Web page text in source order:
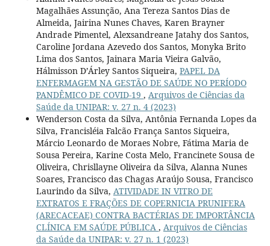
Magalhães Assunção, Ana Tereza Santos Dias de
Almeida, Jairina Nunes Chaves, Karen Brayner
Andrade Pimentel, Alexsandreane Jatahy dos Santos,
Caroline Jordana Azevedo dos Santos, Monyka Brito
Lima dos Santos, Jainara Maria Vieira Galvão,
Hálmisson D’Árley Santos Siqueira, PAPEL DA
ENFERMAGEM NA GESTÃO DE SAÚDE NO PERÍODO
PANDÊMICO DE COVID-19 , Arquivos de Ciências da
Saúde da UNIPAR: v. 27 n. 4 (2023)
Wenderson Costa da Silva, Antônia Fernanda Lopes da
Silva, Francisléia Falcão França Santos Siqueira,
Márcio Leonardo de Moraes Nobre, Fátima Maria de
Sousa Pereira, Karine Costa Melo, Francinete Sousa de
Oliveira, Chrisllayne Oliveira da Silva, Alanna Nunes
Soares, Francisco das Chagas Araújo Sousa, Francisco
Laurindo da Silva, ATIVIDADE IN VITRO DE
EXTRATOS E FRAÇÕES DE COPERNICIA PRUNIFERA
(ARECACEAE) CONTRA BACTÉRIAS DE IMPORTÂNCIA
CLÍNICA EM SAÚDE PÚBLICA , Arquivos de Ciências
da Saúde da UNIPAR: v. 27 n. 1 (2023)